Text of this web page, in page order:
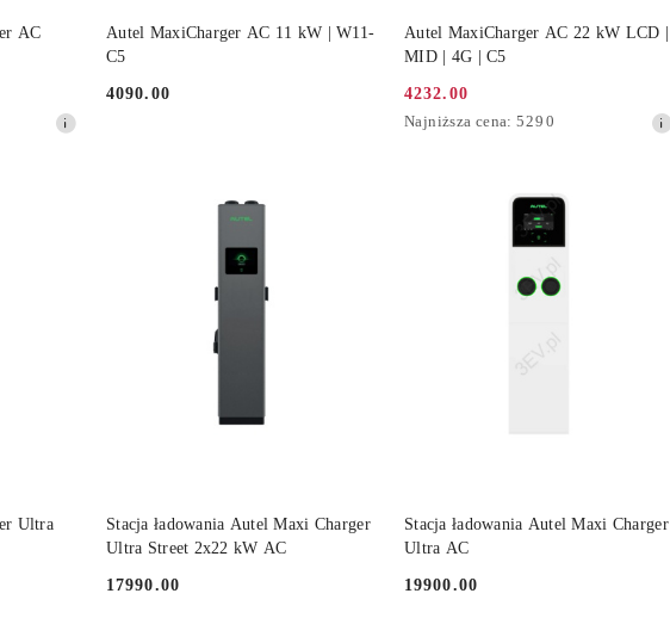
AC
Autel MaxiCharger AC 11 kW | W11-
C5
Cena:
4090.00
DO KOSZYKA
Autel MaxiCharger AC 22 kW LCD |
MID | 4G | C5
Cena
promocyjna:
4232.00
Najniższa
Najniższa cena: 5290
DO KOSZYKA
Ultra
Stacja ładowania Autel Maxi Charger
Ultra Street 2x22 kW AC
Cena:
17990.00
DO KOSZYKA
Stacja ładowania Autel Maxi Charger
Ultra AC
Cena:
19900.00
DO KOSZYKA